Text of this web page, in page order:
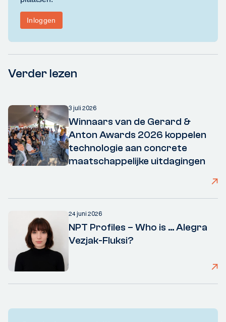
Verder lezen
3 juli 2026
Winnaars van de Gerard &
Anton Awards 2026 koppelen
technologie aan concrete
maatschappelijke uitdagingen
24 juni 2026
NPT Profiles – Who is ... Alegra
Vezjak-Fluksi?